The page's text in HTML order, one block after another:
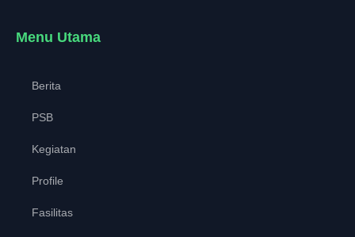
Menu Utama
Berita
PSB
Kegiatan
Profile
Fasilitas